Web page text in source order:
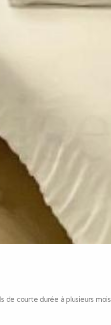
de courte durée à plusieurs mois